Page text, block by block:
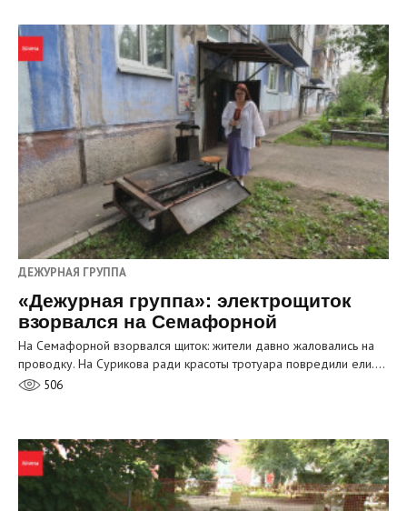
ДЕЖУРНАЯ ГРУППА
«Дежурная группа»: электрощиток
взорвался на Семафорной
На Семафорной взорвался щиток: жители давно жаловались на
проводку. На Сурикова ради красоты тротуара повредили ели.…
506